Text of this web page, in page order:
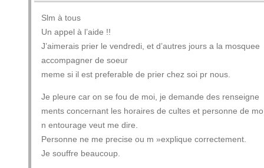
Slm à tous
Un appel à l’aide !!
J’aimerais prier le vendredi, et d’autres jours a la mosquee
accompagner de soeur
meme si il est preferable de prier chez soi pr nous.
Je pleure car on se fou de moi, je demande des renseigne
ments concernant les horaires de cultes et personne de mo
n entourage veut me dire.
Personne ne me precise ou m »explique correctement.
Je souffre beaucoup.